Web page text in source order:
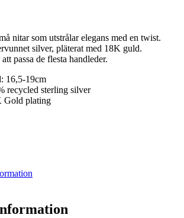
nitar som utstrålar elegans med en twist.
silver, pläterat med 18K guld.
passa de flesta handleder.
16,5-19cm
recycled sterling silver
Gold plating